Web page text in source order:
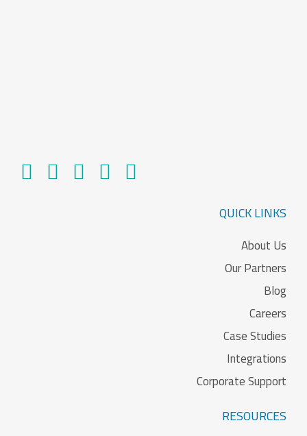
QUICK LINKS
About Us
Our Partners
Blog
Careers
Case Studies
Integrations
Corporate Support
RESOURCES